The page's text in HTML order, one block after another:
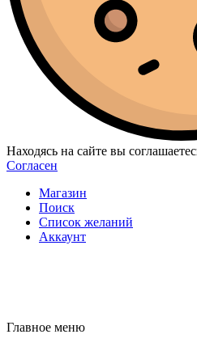
Находясь на сайте вы
Согласен
Магазин
Поиск
Список желаний
Аккаунт
Главное меню